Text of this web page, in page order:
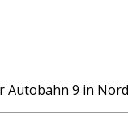
Autobahn 9 in